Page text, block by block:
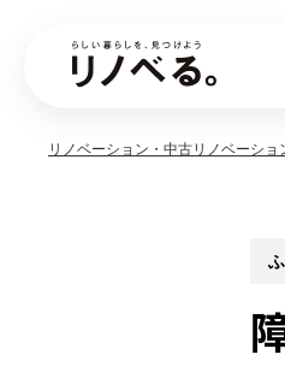
リノベーション・中古リノベーショ